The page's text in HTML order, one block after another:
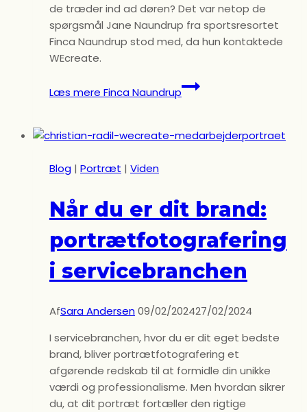
de træder ind ad døren? Det var netop de
spørgsmål Jane Naundrup fra sportsresortet
Finca Naundrup stod med, da hun kontaktede
WEcreate.
Læs mere Finca Naundrup
Blog | Portræt | Viden
Når du er dit brand:
portrætfotografering
i servicebranchen
AfSara Andersen09/02/202427/02/2024
I servicebranchen, hvor du er dit eget bedste
brand, bliver portrætfotografering et
afgørende redskab til at formidle din unikke
værdi og professionalisme. Men hvordan sikrer
du, at dit portræt fortæller den rigtige